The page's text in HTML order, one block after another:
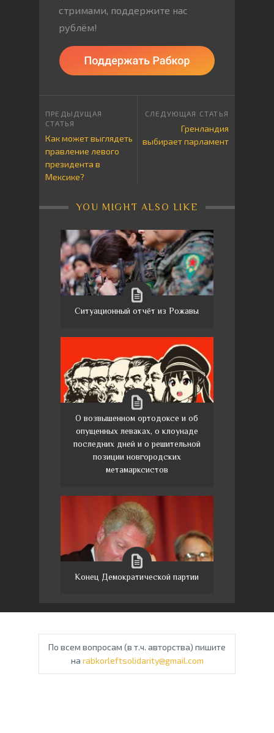
стримами, поддержите нас
рублём!
Как может выглядеть
правление левого
президента в
Мексике?
Гренландия
выбирает парламент
YOU MIGHT ALSO LIKE
Ситуационный отчёт из Рожавы
О возвышенном ортодоксе и об
опущенных леваках, о клоунаде
последних дней и о решительной
позиции новгородских
метамарксистов
Конец Демократической партии
По всем вопросам (в т.ч. авторства) пишите
на rabkorleftsolidarity@gmail.com